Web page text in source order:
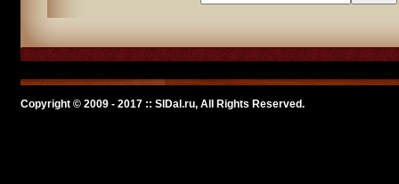
Copyright © 2009 - 2017 :: SlDal.ru, All Rights Reserved.